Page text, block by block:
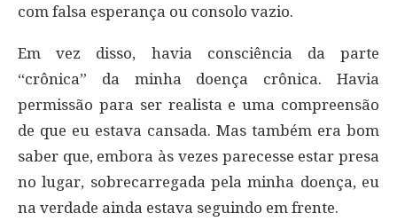
com falsa esperança ou consolo vazio.
Em vez disso, havia consciência da parte
“crônica” da minha doença crônica. Havia
permissão para ser realista e uma compreensão
de que eu estava cansada. Mas também era bom
saber que, embora às vezes parecesse estar presa
no lugar, sobrecarregada pela minha doença, eu
na verdade ainda estava seguindo em frente.